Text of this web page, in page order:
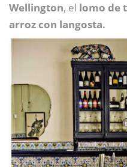
Wellington, el lomo de
arroz con langosta.